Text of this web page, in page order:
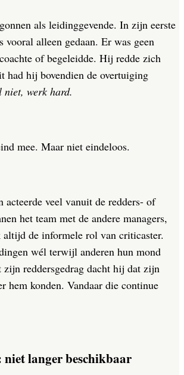
als leidinggevende. In zijn eerste
vooral alleen gedaan. Er was geen
of begeleidde. Hij redde zich
had hij bovendien de overtuiging
niet, werk hard.
mee. Maar niet eindeloos.
veel vanuit de redders- of
het team met de andere managers,
altijd de informele rol van criticaster.
wél terwijl anderen hun mond
reddersgedrag dacht hij dat zijn
hem konden. Vandaar die continue
niet langer beschikbaar